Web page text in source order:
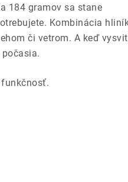
184 gramov sa stane
Kombinácia
či vetrom. A keď